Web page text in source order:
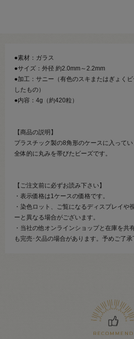
●素材：ガラス
●サイズ：外径 約2.0mm～2.2mm
●加工：サニー（有色のスキまたはぎょく
したもの）
●内容：4g（約420粒）
【商品の説明】
プラスチック製の8角形のケースに入ってい
全体的に丸みを帯びたビーズです。
【ご注文前に必ずお読み下さい】
・表示価格は1ケースの価格です。
・染色ロット、ご覧になるディスプレイや
ーと異なる場合がございます。
・当社の他オンラインショップと在庫を共
も完売･欠品の場合があります。予めご了承